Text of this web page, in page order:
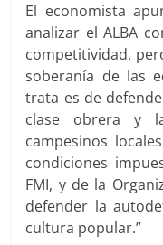
El economista
analizar el ALBA
competitividad,
soberanía de las
trata es de
clase obrera y
campesinos
condiciones
FMI, y de la
defender la
cultura popular.”